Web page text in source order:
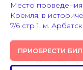
Место
Кремля, в
7/6 стр 1, м.
ПРИОБРЕСТИ